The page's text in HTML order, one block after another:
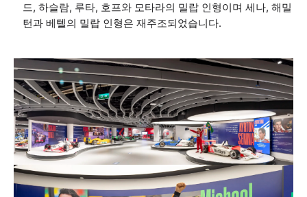
드, 하슬람, 루타, 호프와 모타라의 밀랍 인형이며 세나, 해밀
턴과 베텔의 밀랍 인형은 재주조되었습니다.